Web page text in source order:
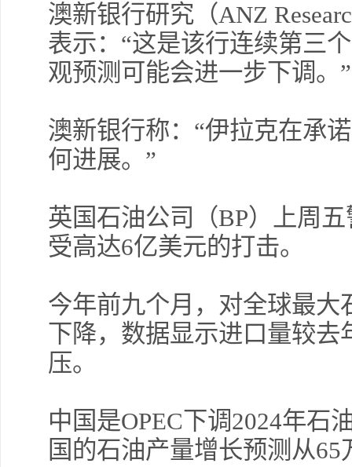
澳新银行研究（ANZ
表示：“这是该行连续第三
观预测可能会进一步下调。”
澳新银行称：“伊拉克在承
何进展。”
英国石油公司（BP）上周
受高达6亿美元的打击。
今年前九个月，对全球最
下降，数据显示进口量较去
压。
中国是OPEC下调2024年石
国的石油产量增长预测从
作